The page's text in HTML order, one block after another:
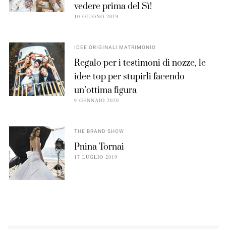
vedere prima del Sì!
10 GIUGNO 2019
IDEE ORIGINALI MATRIMONIO
Regalo per i testimoni di nozze, le
idee top per stupirli facendo
un’ottima figura
9 GENNAIO 2020
THE BRAND SHOW
Pnina Tornai
17 LUGLIO 2019